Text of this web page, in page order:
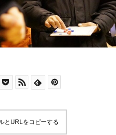
とURLをコピーする